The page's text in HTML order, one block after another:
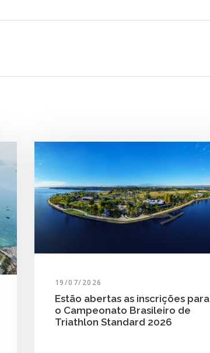
19/07/2026
Estão abertas as inscrições para
o Campeonato Brasileiro de
Triathlon Standard 2026